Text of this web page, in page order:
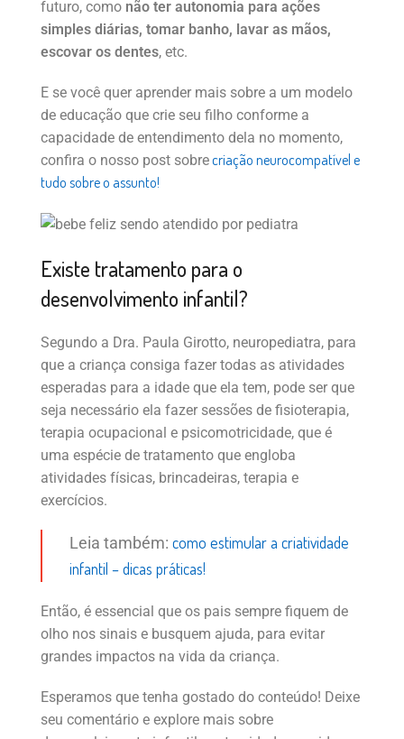
futuro, como não ter autonomia para ações
simples diárias, tomar banho, lavar as mãos,
escovar os dentes, etc.
E se você quer aprender mais sobre a um modelo
de educação que crie seu filho conforme a
capacidade de entendimento dela no momento,
confira o nosso post sobrecriação neurocompatível e
tudo sobre o assunto!
Existe tratamento para o
desenvolvimento infantil?
Segundo a Dra. Paula Girotto, neuropediatra, para
que a criança consiga fazer todas as atividades
esperadas para a idade que ela tem, pode ser que
seja necessário ela fazer sessões de fisioterapia,
terapia ocupacional e psicomotricidade, que é
uma espécie de tratamento que engloba
atividades físicas, brincadeiras, terapia e
exercícios.
Leia também: como estimular a criatividade
infantil – dicas práticas!
Então, é essencial que os pais sempre fiquem de
olho nos sinais e busquem ajuda, para evitar
grandes impactos na vida da criança.
Esperamos que tenha gostado do conteúdo! Deixe
seu comentário e explore mais sobre